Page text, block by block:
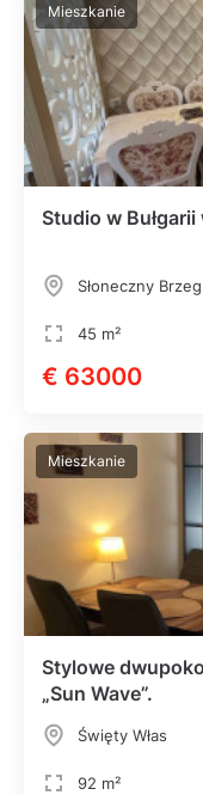
Mieszkanie
Studio w
Słoneczny Brzeg
45 m²
€ 63000
Mieszkanie
Stylowe
„Sun Wave”.
Święty Włas
92 m²